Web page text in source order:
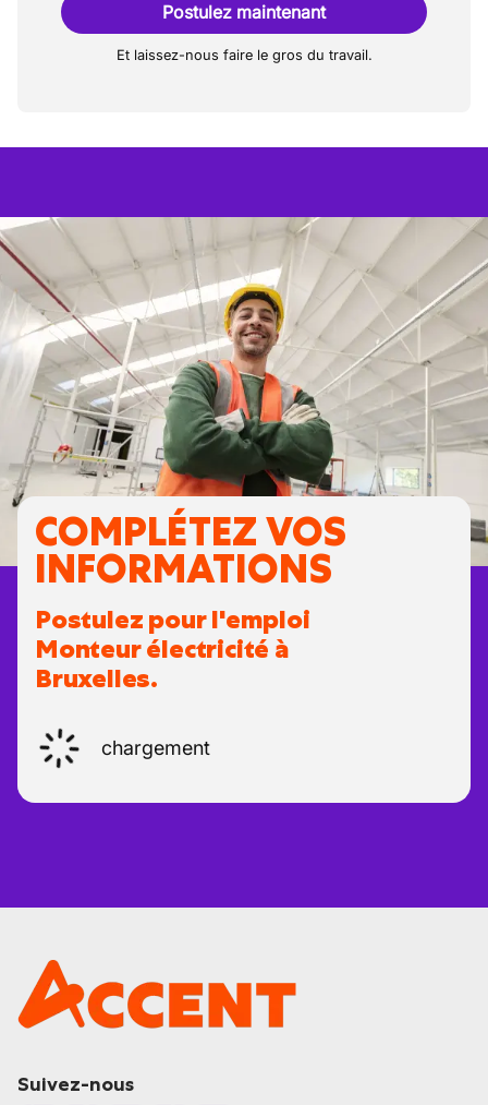
Postulez maintenant
Et laissez-nous faire le gros du travail.
COMPLÉTEZ VOS
INFORMATIONS
Postulez pour l'emploi
Monteur électricité à
Bruxelles.
chargement
Suivez-nous